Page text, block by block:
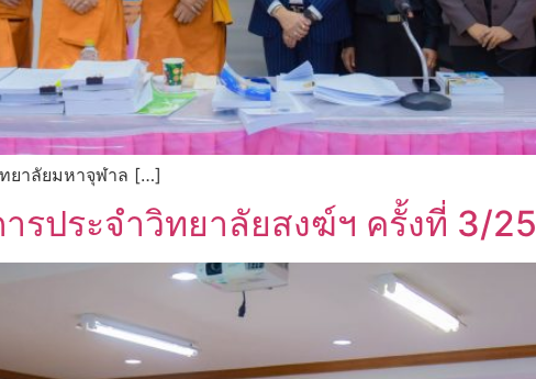
ยาลัยมหาจุฬาล […]
รประจำวิทยาลัยสงฆ์ฯ ครั้งที่ 3/